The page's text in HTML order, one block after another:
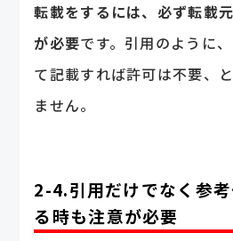
転載をするには、必ず転載
が必要です。引用のように
て記載すれば許可は不要、
ません。
2-4.引用だけでなく参
る時も注意が必要